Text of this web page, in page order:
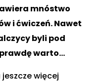
mnóstwo
i ćwiczeń. Nawet
byli pod
warto…
więcej